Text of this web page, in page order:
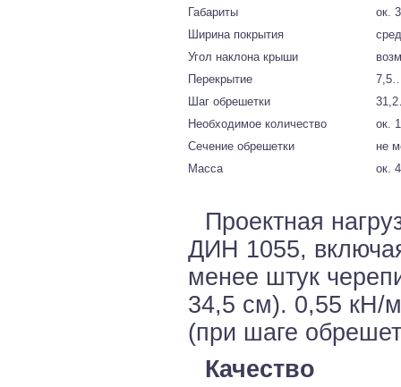
Габариты
ок.
Ширина покрытия
Угол наклона крыши
Перекрытие
Шаг обрешетки
Необходимое количество
ок.
Сечение обрешетки
не
Масса
ок.
Проектная
ДИН 1055,
менее штук
34,5 см). 0,55 кН/
(при шаге
Качество